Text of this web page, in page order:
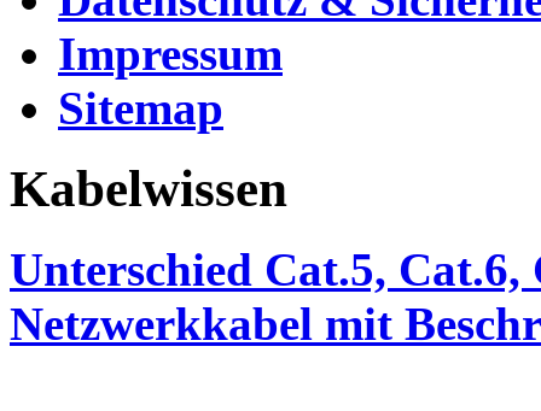
Impressum
Sitemap
Kabelwissen
Unterschied Cat.5, Cat.6,
Netzwerkkabel mit